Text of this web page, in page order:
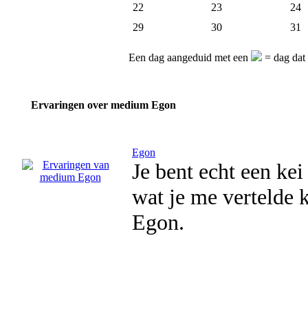
22
23
24
29
30 31
Een dag aangeduid met een = dag
Ervaringen over medium Egon
Egon
Je bent echt een
wat je me vertelde
Egon.